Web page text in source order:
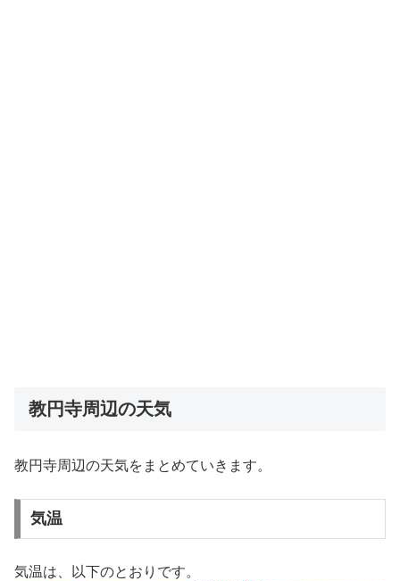
教円寺周辺の天気
教円寺周辺の天気をまとめていきます。
気温
気温は、以下のとおりです。